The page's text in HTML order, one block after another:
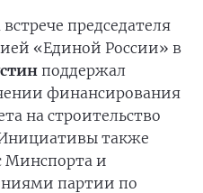
председателя
«Единой России» в
поддержал
финансирования
на строительство
также
Минспорта и
партии по